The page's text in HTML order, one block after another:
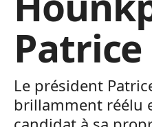
Patrice
Le président
brillamment réélu